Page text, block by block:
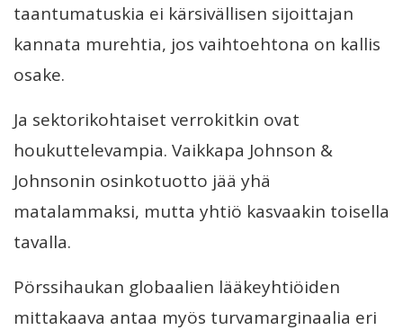
taantumatuskia ei kärsivällisen sijoittajan
kannata murehtia, jos vaihtoehtona on kallis
osake.
Ja sektorikohtaiset verrokitkin ovat
houkuttelevampia. Vaikkapa Johnson &
Johnsonin osinkotuotto jää yhä
matalammaksi, mutta yhtiö kasvaakin toisella
tavalla.
Pörssihaukan globaalien lääkeyhtiöiden
mittakaava antaa myös turvamarginaalia eri